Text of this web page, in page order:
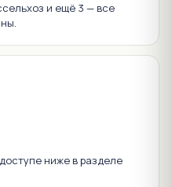
и ещё 3 — все
ниже в разделе